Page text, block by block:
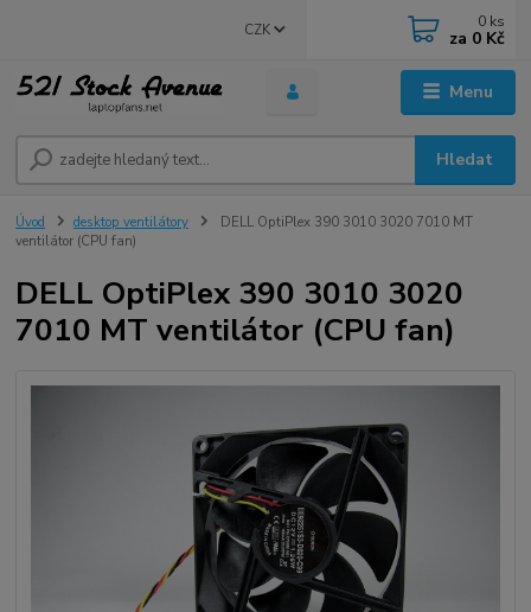
Menu
CZK
Hledat
0 ks
za 0 Kč
Úvod desktop ventilátory
DELL OptiPlex 390 3010 3020 7010 MT
ventilátor (CPU fan)
DELL OptiPlex 390 3010 3020
7010 MT ventilátor (CPU fan)